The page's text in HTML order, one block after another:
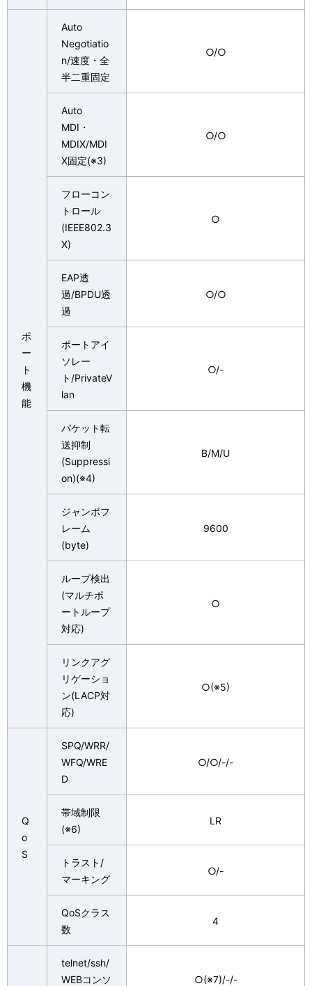
ポ
ー
ト
機
能
Auto
Negotiatio
n/速度・全
半二重固定
○/○
Auto
MDI・
MDIX/MDI
X固定(※3)
○/○
フローコン
トロール
(IEEE802.3
X)
○
EAP透
過/BPDU透
過
○/○
ポートアイ
ソレー
ト/PrivateV
lan
○/-
パケット転
送抑制
(Suppressi
on)(※4)
B/M/U
ジャンボフ
レーム
(byte)
9600
ループ検出
(マルチポ
ートループ
対応)
○
リンクアグ
リゲーショ
ン(LACP対
応)
○(※5)
Q
o
S
SPQ/WRR/
WFQ/WRE
D
○/○/-/-
帯域制限
(※6)
LR
トラスト/
マーキング
○/-
QoSクラス
数
4
telnet/ssh/
WEBコンソ
○(※7)/-/-